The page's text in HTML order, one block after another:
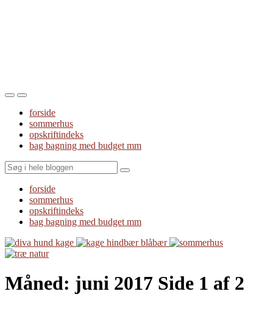
Toggle
mobile
menu
Toggle
the
search
field
forside
sommerhus
opskriftindeks
bag bagning med budget mm
Search
forside
sommerhus
opskriftindeks
bag bagning med budget mm
Måned: juni 2017 Side 1 af 2